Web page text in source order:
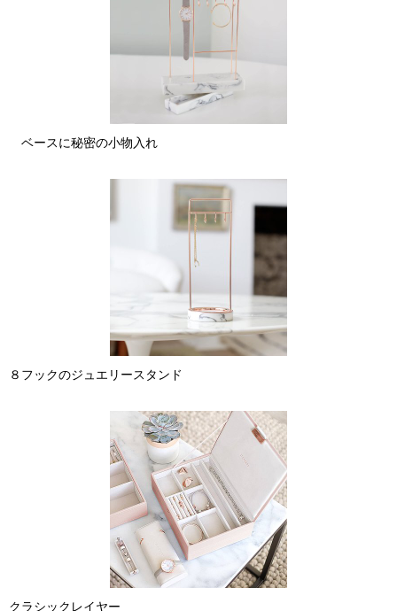
ベースに秘密の小物入れ
８フックのジュエリースタンド
クラシックレイヤー